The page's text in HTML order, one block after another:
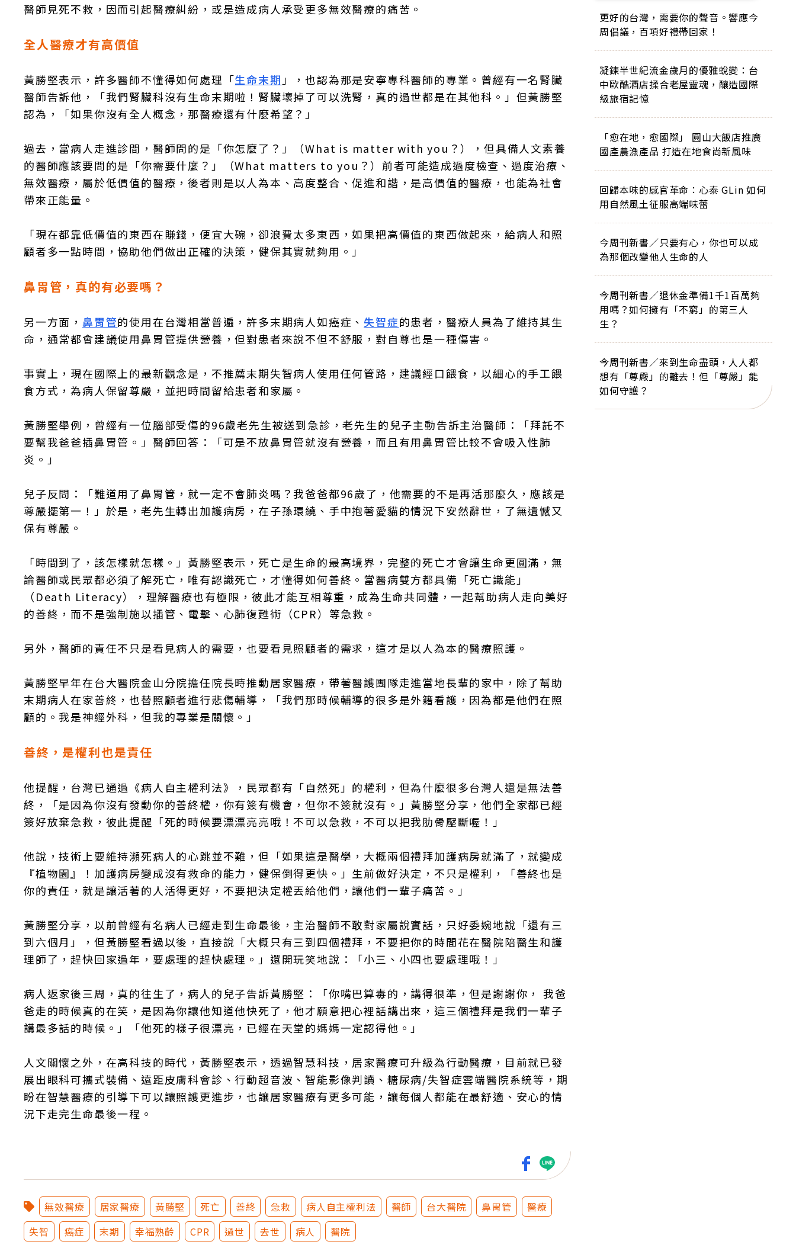
醫師見死不救，因而引起醫療糾紛，或是造成病人承受更多無效醫療的痛苦。
全人醫療才有高價值
黃勝堅表示，許多醫師不懂得如何處理「生命末期 」，也認為那是安寧專科醫師的專業。曾經有一名腎臟
醫師告訴他，「我們腎臟科沒有生命末期啦！腎臟壞掉了可以洗腎，真的過世都是在其他科。」但黃勝堅
認為，「如果你沒有全人概念，那醫療還有什麼希望？」
過去，當病人走進診間，醫師問的是「你怎麼了？」（What is matter with you？），但具備人文素養
的醫師應該要問的是「你需要什麼？」（What matters to you？）前者可能造成過度檢查、過度治療、
無效醫療，屬於低價值的醫療，後者則是以人為本、高度整合、促進和諧，是高價值的醫療，也能為社會
帶來正能量。
「現在都靠低價值的東西在賺錢，便宜大碗，卻浪費太多東西，如果把高價值的東西做起來，給病人和照
顧者多一點時間，協助他們做出正確的決策，健保其實就夠用。」
鼻胃管，真的有必要嗎？
另一方面， 鼻胃管的使用在台灣相當普遍，許多末期病人如癌症、 失智症的患者，醫療人員為了維持其生
命，通常都會建議使用鼻胃管提供營養，但對患者來說不但不舒服，對自尊也是一種傷害。
事實上，現在國際上的最新觀念是，不推薦末期失智病人使用任何管路，建議經口餵食，以細心的手工餵
食方式，為病人保留尊嚴，並把時間留給患者和家屬。
黃勝堅舉例，曾經有一位腦部受傷的96歲老先生被送到急診，老先生的兒子主動告訴主治醫師：「拜託不
要幫我爸爸插鼻胃管。」醫師回答：「可是不放鼻胃管就沒有營養，而且有用鼻胃管比較不會吸入性肺
炎。」
兒子反問：「難道用了鼻胃管，就一定不會肺炎嗎？我爸爸都96歲了，他需要的不是再活那麼久，應該是
尊嚴擺第一！」於是，老先生轉出加護病房，在子孫環繞、手中抱著愛貓的情況下安然辭世，了無遺憾又
保有尊嚴。
「時間到了，該怎樣就怎樣。」黃勝堅表示，死亡是生命的最高境界，完整的死亡才會讓生命更圓滿，無
論醫師或民眾都必須了解死亡，唯有認識死亡，才懂得如何善終。當醫病雙方都具備「死亡識能」
（Death Literacy），理解醫療也有極限，彼此才能互相尊重，成為生命共同體，一起幫助病人走向美好
的善終，而不是強制施以插管、電擊、心肺復甦術（CPR）等急救。
另外，醫師的責任不只是看見病人的需要，也要看見照顧者的需求，這才是以人為本的醫療照護。
黃勝堅早年在台大醫院金山分院擔任院長時推動居家醫療，帶著醫護團隊走進當地長輩的家中，除了幫助
末期病人在家善終，也替照顧者進行悲傷輔導，「我們那時候輔導的很多是外籍看護，因為都是他們在照
顧的。我是神經外科，但我的專業是關懷。」
善終，是權利也是責任
他提醒，台灣已通過《病人自主權利法》，民眾都有「自然死」的權利，但為什麼很多台灣人還是無法善
終，「是因為你沒有發動你的善終權，你有簽有機會，但你不簽就沒有。」黃勝堅分享，他們全家都已經
簽好放棄急救，彼此提醒「死的時候要漂漂亮亮哦！不可以急救，不可以把我肋骨壓斷喔！」
他說，技術上要維持瀕死病人的心跳並不難，但「如果這是醫學，大概兩個禮拜加護病房就滿了，就變成
『植物園』！加護病房變成沒有救命的能力，健保倒得更快。」生前做好決定，不只是權利，「善終也是
你的責任，就是讓活著的人活得更好，不要把決定權丟給他們，讓他們一輩子痛苦。」
黃勝堅分享，以前曾經有名病人已經走到生命最後，主治醫師不敢對家屬說實話，只好委婉地說「還有三
到六個月」，但黃勝堅看過以後，直接說「大概只有三到四個禮拜，不要把你的時間花在醫院陪醫生和護
理師了，趕快回家過年，要處理的趕快處理。」還開玩笑地說：「小三、小四也要處理哦！」
病人返家後三周，真的往生了，病人的兒子告訴黃勝堅：「你嘴巴算毒的，講得很準，但是謝謝你， 我爸
爸走的時候真的在笑，是因為你讓他知道他快死了，他才願意把心裡話講出來，這三個禮拜是我們一輩子
講最多話的時候。」「他死的樣子很漂亮，已經在天堂的媽媽一定認得他。」
人文關懷之外，在高科技的時代，黃勝堅表示，透過智慧科技，居家醫療可升級為行動醫療，目前就已發
展出眼科可攜式裝備、遠距皮膚科會診、行動超音波、智能影像判讀、糖尿病/失智症雲端醫院系統等，期
盼在智慧醫療的引導下可以讓照護更進步，也讓居家醫療有更多可能，讓每個人都能在最舒適、安心的情
況下走完生命最後一程。
無效醫療 居家醫療 黃勝堅 死亡 善終 急救 病人自主權利法 醫師 台大醫院 鼻胃管
醫療
失智
癌症 末期 幸福熟齡 CPR 過世 去世 病人 醫院
更好的台灣，需要你的聲音。響應今
周倡議，百項好禮帶回家！
凝鍊半世紀流金歲月的優雅蛻變：台
中歐酷酒店揉合老屋靈魂，釀造國際
級旅宿記憶
「愈在地，愈國際」 圓山大飯店推廣
國產農漁產品 打造在地食尚新風味
回歸本味的感官革命：心泰 GLin 如何
用自然風土征服高端味蕾
今周刊新書／只要有心，你也可以成
為那個改變他人生命的人
今周刊新書／退休金準備1千1百萬夠
用嗎？如何擁有「不窮」的第三人
生？
今周刊新書／來到生命盡頭，人人都
想有「尊嚴」的離去！但「尊嚴」能
如何守護？